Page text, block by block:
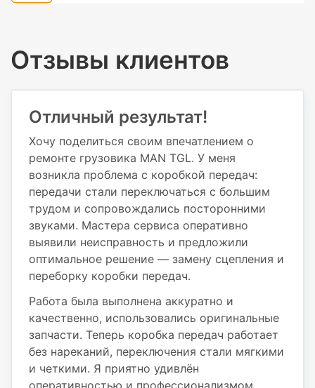
Отзывы клиентов
Отличный результат!
Хочу поделиться своим впечатлением о
ремонте грузовика MAN TGL. У меня
возникла проблема с коробкой передач:
передачи стали переключаться с большим
трудом и сопровождались посторонними
звуками. Мастера сервиса оперативно
выявили неисправность и предложили
оптимальное решение — замену сцепления и
переборку коробки передач.
Работа была выполнена аккуратно и
качественно, использовались оригинальные
запчасти. Теперь коробка передач работает
без нареканий, переключения стали мягкими
и четкими. Я приятно удивлён
оперативностью и профессионализмом